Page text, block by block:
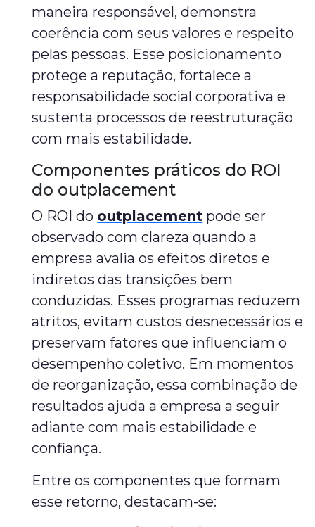
maneira responsável, demonstra
coerência com seus valores e respeito
pelas pessoas. Esse posicionamento
protege a reputação, fortalece a
responsabilidade social corporativa e
sustenta processos de reestruturação
com mais estabilidade.
Componentes práticos do ROI
do outplacement
O ROI do outplacement pode ser
observado com clareza quando a
empresa avalia os efeitos diretos e
indiretos das transições bem
conduzidas. Esses programas reduzem
atritos, evitam custos desnecessários e
preservam fatores que influenciam o
desempenho coletivo. Em momentos
de reorganização, essa combinação de
resultados ajuda a empresa a seguir
adiante com mais estabilidade e
confiança.
Entre os componentes que formam
esse retorno, destacam-se: